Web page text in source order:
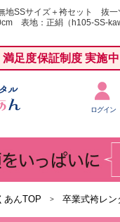
地SSサイズ＋袴セット 抜
表地：正絹（h105-SS-
満足度保証制度 実施中
ログイン
あんTOP 卒業式袴レン